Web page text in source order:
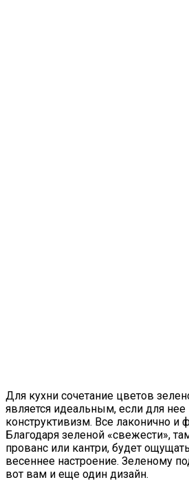
Для кухни сочетание цветов
является идеальным, если для
конструктивизм. Все лаконично и
Благодаря зеленой «свежести»,
прованс или кантри, будет
весеннее настроение. Зеленому
вот вам и еще один дизайн.